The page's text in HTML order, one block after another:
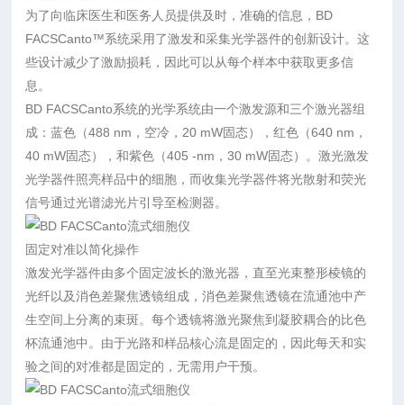
为了向临床医生和医务人员提供及时，准确的信息，BD
FACSCanto™系统采用了激发和采集光学器件的创新设计。这
些设计减少了激励损耗，因此可以从每个样本中获取更多信
息。
BD FACSCanto系统的光学系统由一个激发源和三个激光器组
成：蓝色（488 nm，空冷，20 mW固态），红色（640 nm，
40 mW固态），和紫色（405 -nm，30 mW固态）。激光激发
光学器件照亮样品中的细胞，而收集光学器件将光散射和荧光
信号通过光谱滤光片引导至检测器。
固定对准以简化操作
激发光学器件由多个固定波长的激光器，直至光束整形棱镜的
光纤以及消色差聚焦透镜组成，消色差聚焦透镜在流通池中产
生空间上分离的束斑。每个透镜将激光聚焦到凝胶耦合的比色
杯流通池中。由于光路和样品核心流是固定的，因此每天和实
验之间的对准都是固定的，无需用户干预。